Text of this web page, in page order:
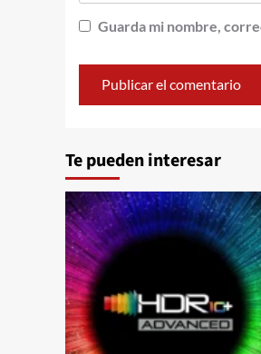
Guarda mi nombre,
Te pueden interesar